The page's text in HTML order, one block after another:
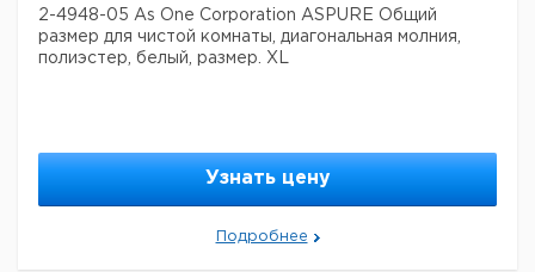
2-4948-05 As One Corporation ASPURE Общий
размер для чистой комнаты, диагональная молния,
полиэстер, белый, размер. XL
Узнать цену
Подробнее